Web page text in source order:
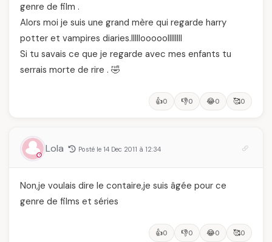
genre de film .
Alors moi je suis une grand mère qui regarde harry
potter et vampires diaries.lllllooooollllllll
Si tu savais ce que je regarde avec mes enfants tu
serrais morte de rire . 🤣
👍0 👎0 😂0 🥰0
Lola Posté le 14 Dec 2011 à 12:34
Non,je voulais dire le contaire,je suis âgée pour ce
genre de films et séries
👍0 👎0 😂0 🥰0